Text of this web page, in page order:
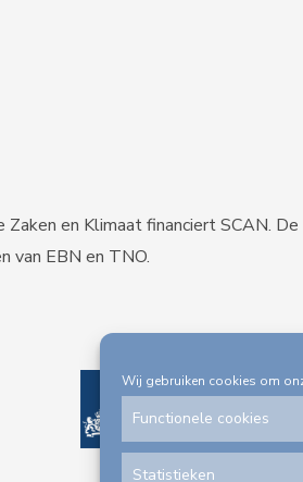
Wij gebruiken cookies om
Functionele cookies
Statistieken
en Klimaat financiert SCAN. De
van EBN en TNO.